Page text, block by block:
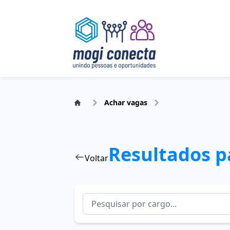
Achar vagas
VoltarResultados